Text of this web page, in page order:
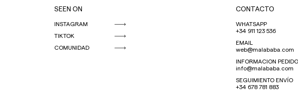
SEEN ON
INSTAGRAM
TIKTOK
COMUNIDAD
CONTACTO
WHATSAPP
+34 911 123 536
EMAIL
web@malababa.com
INFORMACION PEDIDO
info@malababa.com
SEGUIMIENTO ENVÍO
+34 678 781 883